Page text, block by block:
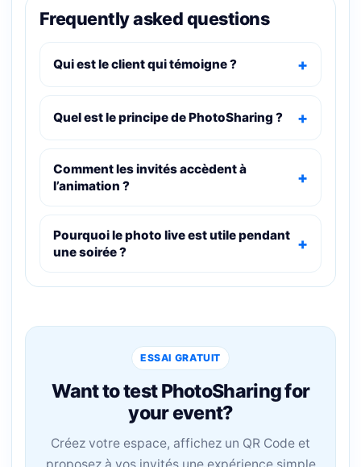
Frequently asked questions
Qui est le client qui témoigne ?
Quel est le principe de PhotoSharing ?
Comment les invités accèdent à
l’animation ?
Pourquoi le photo live est utile pendant
une soirée ?
ESSAI GRATUIT
Want to test PhotoSharing for
your event?
Créez votre espace, affichez un QR Code et